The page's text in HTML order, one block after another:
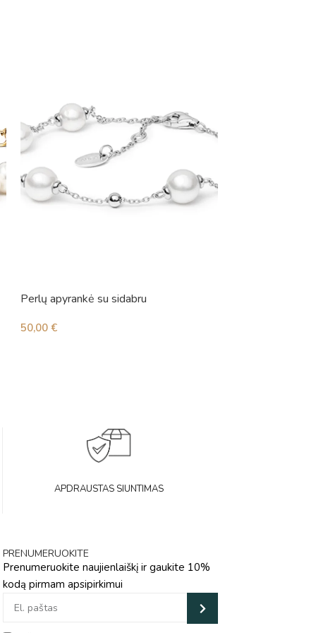
Perlų apyrankė su sidabru
50,00 €
APDRAUSTAS SIUNTIMAS
PRENUMERUOKITE
Prenumeruokite naujienlaiškį ir gaukite 10%
kodą pirmam apsipirkimui